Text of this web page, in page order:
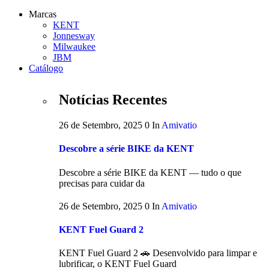
Marcas
KENT
Jonnesway
Milwaukee
JBM
Catálogo
Notícias Recentes
26 de Setembro, 2025 0 In Amivatio
Descobre a série BIKE da KENT
Descobre a série BIKE da KENT — tudo o que
precisas para cuidar da
26 de Setembro, 2025 0 In Amivatio
KENT Fuel Guard 2
KENT Fuel Guard 2 🚗 Desenvolvido para limpar e
lubrificar, o KENT Fuel Guard